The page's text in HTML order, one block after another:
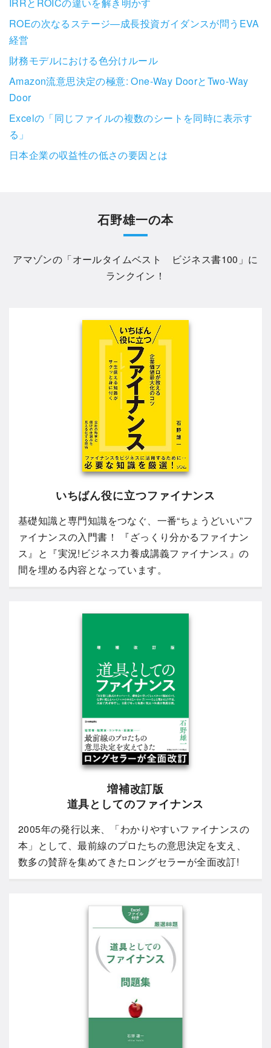
IRRとROICの違いを解き明かす
ROEの次なるステージ―成長投資ガイダンスが問うEVA
経営
財務モデルにおける色分けルール
Amazon流意思決定の極意: One-Way DoorとTwo-Way
Door
Excelの「同じファイルの複数のシートを同時に表示す
る」
日本企業の収益性の低さの要因とは
石野雄一の本
アマゾンの「オールタイムベスト ビジネス書100 」に
ランクイン！
いちばん役に立つファイナンス
基礎知識と専門知識をつなぐ、一番“ちょうどいい”フ
ァイナンスの入門書！ 『ざっくり分かるファイナン
ス』と『実況!ビジネス力養成講義ファイナンス』の
間を埋める内容となっています。
増補改訂版
道具としてのファイナンス
2005年の発行以来、「わかりやすいファイナンスの
本」として、最前線のプロたちの意思決定を支え、
数多の賛辞を集めてきたロングセラーが全面改訂!